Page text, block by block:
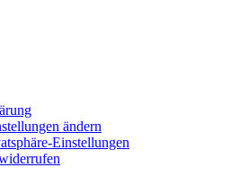
ändern
Einstellungen